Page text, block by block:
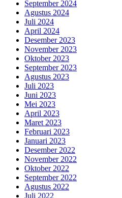
September 2024
Agustus 2024
Juli 2024
April 2024
Desember 2023
November 2023
Oktober 2023
September 2023
Agustus 2023
Juli 2023
Juni 2023
Mei 2023
April 2023
Maret 2023
Februari 2023
Januari 2023
Desember 2022
November 2022
Oktober 2022
September 2022
Agustus 2022
Juli 2022